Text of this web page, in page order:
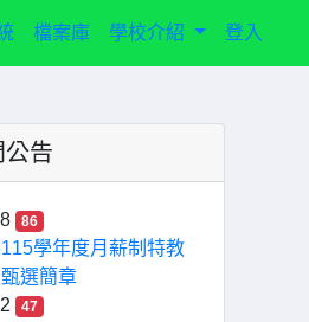
檔案庫 學校介紹 登入
告
86
學年度月薪制特教
選簡章
47